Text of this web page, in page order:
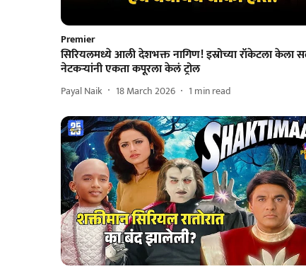
Premier
सिरियलमध्ये आली देशभक्त नागिण! इस्रोच्या रॉकेटला केला
नेटकऱ्यांनी एकता कपूरला केलं ट्रोल
Payal Naik 18 March 2026 1 min read